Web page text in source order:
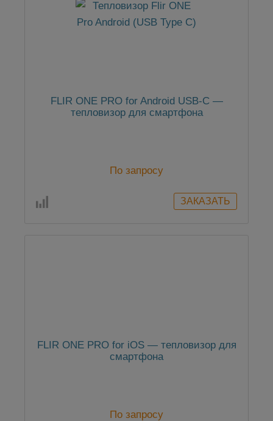
FLIR ONE PRO for Android USB-C —
тепловизор для смартфона
По запросу
FLIR ONE PRO for iOS — тепловизор для
смартфона
По запросу